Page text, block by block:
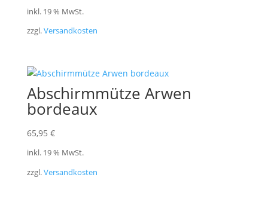
inkl. 19 % MwSt.
zzgl.Versandkosten
Abschirmmütze Arwen
bordeaux
65,95 €
inkl. 19 % MwSt.
zzgl.Versandkosten